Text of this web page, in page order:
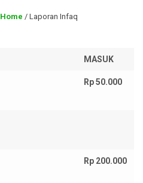
Home / Laporan Infaq
MASUK
Rp 50.000
Rp 200.000